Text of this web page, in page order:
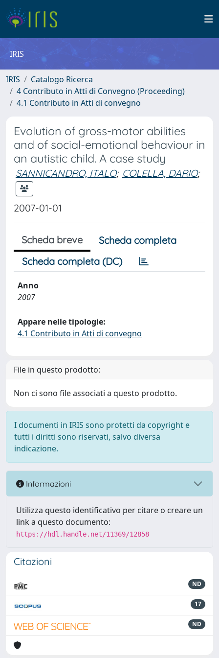
IRIS
IRIS
Catalogo Ricerca
4 Contributo in Atti di Convegno (Proceeding)
4.1 Contributo in Atti di convegno
Evolution of gross-motor abilities
and of social-emotional behaviour in
an autistic child. A case study
SANNICANDRO, ITALO; COLELLA, DARIO;
2007-01-01
Scheda breve
Scheda completa
Scheda completa (DC)
Anno
2007
Appare nelle tipologie:
4.1 Contributo in Atti di convegno
File in questo prodotto:
Non ci sono file associati a questo prodotto.
I documenti in IRIS sono protetti da copyright e
tutti i diritti sono riservati, salvo diversa
indicazione.
Informazioni
Utilizza questo identificativo per citare o creare un
link a questo documento:
https://hdl.handle.net/11369/12858
Citazioni
ND
17
ND